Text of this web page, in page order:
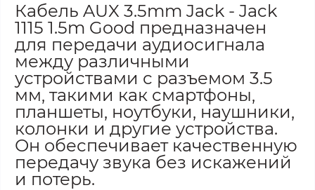
Кабель AUX 3.5mm Jack - Jack
1115 1.5m Good предназначен
для передачи аудиосигнала
между различными
устройствами с разъемом 3.5
мм, такими как смартфоны,
планшеты, ноутбуки, наушники,
колонки и другие устройства.
Он обеспечивает качественную
передачу звука без искажений
и потерь.